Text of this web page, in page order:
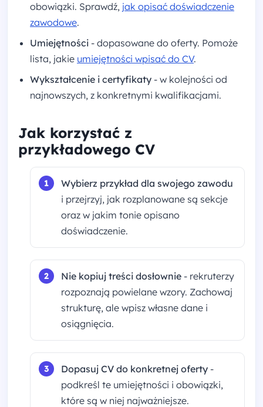
obowiązki. Sprawdź, jak opisać doświadczenie
zawodowe.
Umiejętności - dopasowane do oferty. Pomoże
lista, jakie umiejętności wpisać do CV.
Wykształcenie i certyfikaty - w kolejności od
najnowszych, z konkretnymi kwalifikacjami.
Jak korzystać z
przykładowego CV
Wybierz przykład dla swojego zawodu
i przejrzyj, jak rozplanowane są sekcje
oraz w jakim tonie opisano
doświadczenie.
Nie kopiuj treści dosłownie - rekruterzy
rozpoznają powielane wzory. Zachowaj
strukturę, ale wpisz własne dane i
osiągnięcia.
Dopasuj CV do konkretnej oferty -
podkreśl te umiejętności i obowiązki,
które są w niej najważniejsze.